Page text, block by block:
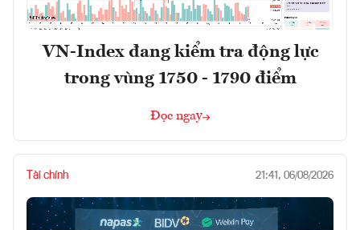
VN-Index đang kiểm tra động lực
trong vùng 1750 - 1790 điểm
Đọc ngay
Tài chính 21:41, 06/08/2026